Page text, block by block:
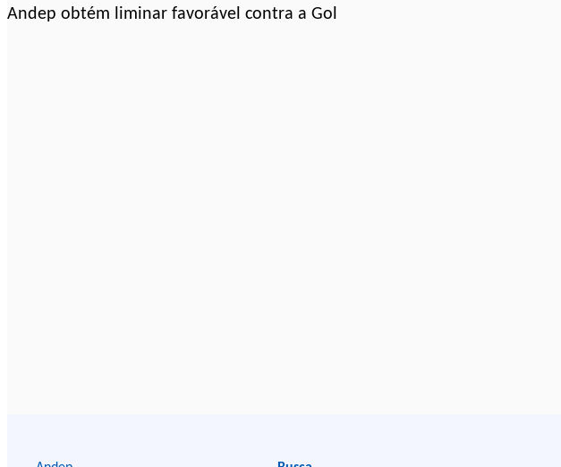
Andep obtém liminar favorável contra a Gol